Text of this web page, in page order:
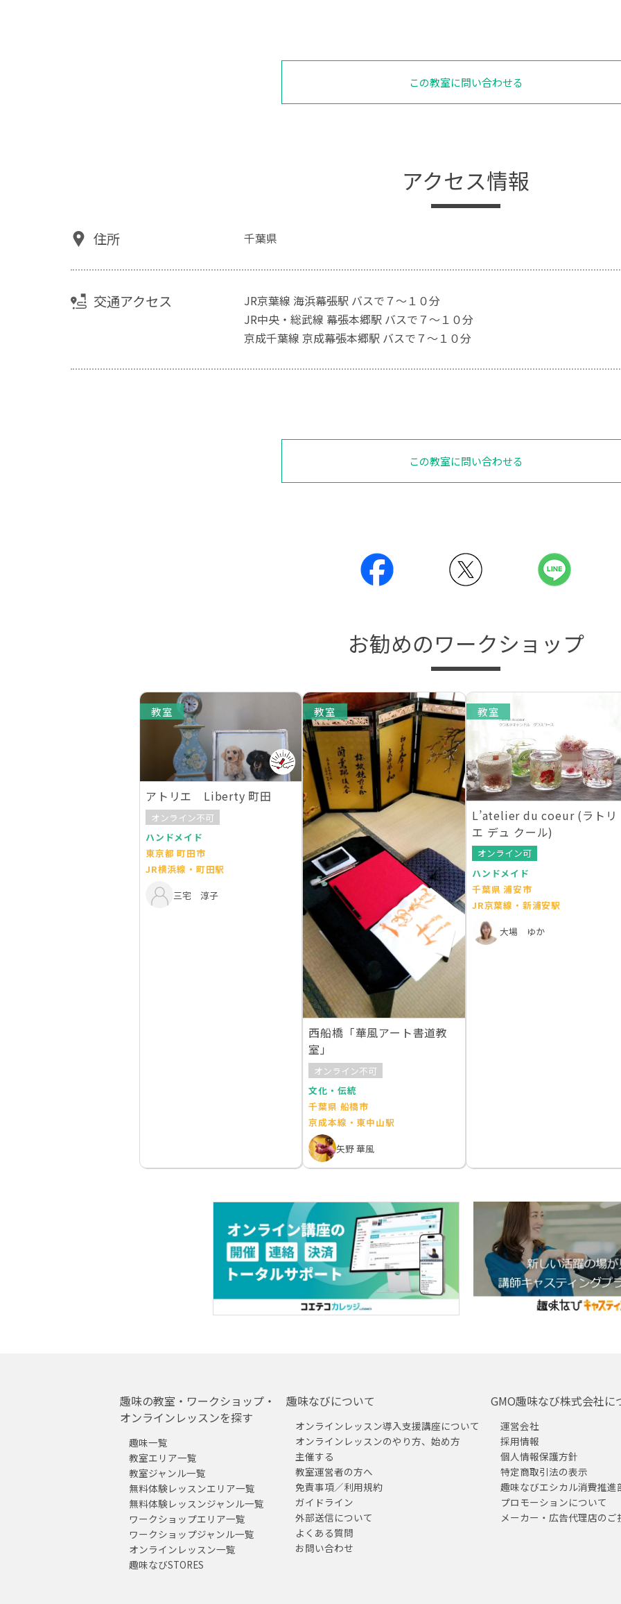
この教室に問い合わせる
アクセス情報
住所 千葉県
交通アクセス
JR京葉線 海浜幕張駅 バスで７～１０分
JR中央・総武線 幕張本郷駅 バスで７～１０分
京成千葉線 京成幕張本郷駅 バスで７～１０分
この教室に問い合わせる
お勧めのワークショップ
教室
アトリエ Liberty 町田
オンライン不可
ハンドメイド
東京都 町田市
JR横浜線・町田駅
三宅 淳子
教室
西船橋「華風アート書道教
室」
オンライン不可
文化・伝統
千葉県 船橋市
京成本線・東中山駅
矢野 華風
教室
L’atelier du coeur (ラトリ
エ デュ クール)
オンライン可
ハンドメイド
千葉県 浦安市
JR京葉線・新浦安駅
大場 ゆか
趣味の教室・ワークショップ・
オンラインレッスンを探す
趣味一覧
教室エリア一覧
教室ジャンル一覧
無料体験レッスンエリア一覧
無料体験レッスンジャンル一覧
ワークショップエリア一覧
ワークショップジャンル一覧
オンラインレッスン一覧
趣味なびSTORES
趣味なびについて
オンラインレッスン導入支援講座について
オンラインレッスンのやり方、始め方
主催する
教室運営者の方へ
免責事項／利用規約
ガイドライン
外部送信について
よくある質問
お問い合わせ
GMO趣味なび株式会社に
運営会社
採用情報
個人情報保護方針
特定商取引法の表示
趣味なびエシカル消費推進
プロモーションについて
メーカー・広告代理店のご